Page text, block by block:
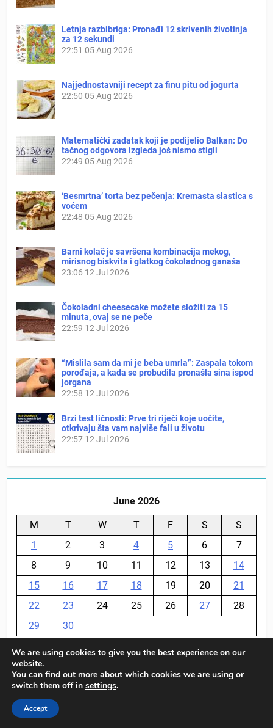
Letnja razbibriga: Pronađi 12 skrivenih životinja
za 12 sekundi
22:51 05 Aug 2026
Najjednostavniji recept za finu pitu od jogurta
22:50 05 Aug 2026
Matematički zadatak koji je podijelio Balkan: Do
tačnog odgovora izgleda još nismo stigli
22:49 05 Aug 2026
‘Besmrtna’ torta bez pečenja: Kremasta slastica s
voćem
22:48 05 Aug 2026
Barni kolač je savršena kombinacija mekog,
mirisnog biskvita i glatkog čokoladnog ganaša
23:06 12 Jul 2026
Čokoladni cheesecake možete složiti za 15
minuta, ovaj se ne peče
22:59 12 Jul 2026
“Mislila sam da mi je beba umrla”: Zaspala tokom
porođaja, a kada se probudila pronašla sina ispod
jorgana
22:58 12 Jul 2026
Brzi test ličnosti: Prve tri riječi koje uočite,
otkrivaju šta vam najviše fali u životu
22:57 12 Jul 2026
June 2026
M T W T F S
S
1
2 3 4 5 6
7
8
9 10 11 12 13
14
15
16 17 18 19 20
21
22
23 24 25 26 27
28
29
30
« May Jul »
BalkanPlus 2024© Powered By
We are using cookies to give you the best experience on our
website.
You can find out more about which cookies we are using or
switch them off in settings.
Accept